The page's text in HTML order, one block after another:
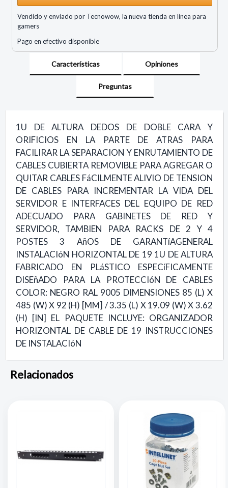
Vendido y enviado por Tecnowow, la nueva tienda en linea para
gamers
Pago en efectivo disponible
Características Opiniones
Preguntas
1U DE ALTURA DEDOS DE DOBLE CARA Y
ORIFICIOS EN LA PARTE DE ATRAS PARA
FACILIRAR LA SEPARACION Y ENRUTAMIENTO DE
CABLES CUBIERTA REMOVIBLE PARA AGREGAR O
QUITAR CABLES FáCILMENTE ALIVIO DE TENSION
DE CABLES PARA INCREMENTAR LA VIDA DEL
SERVIDOR E INTERFACES DEL EQUIPO DE RED
ADECUADO PARA GABINETES DE RED Y
SERVIDOR, TAMBIEN PARA RACKS DE 2 Y 4
POSTES 3 AñOS DE GARANTíAGENERAL
INSTALACIóN HORIZONTAL DE 19 1U DE ALTURA
FABRICADO EN PLáSTICO ESPECíFICAMENTE
DISEñADO PARA LA PROTECCIóN DE CABLES
COLOR: NEGRO RAL 9005 DIMENSIONES 85 (L) X
485 (W) X 92 (H) [MM] / 3.35 (L) X 19.09 (W) X 3.62
(H) [IN] EL PAQUETE INCLUYE: ORGANIZADOR
HORIZONTAL DE CABLE DE 19 INSTRUCCIONES
DE INSTALACIóN
Relacionados